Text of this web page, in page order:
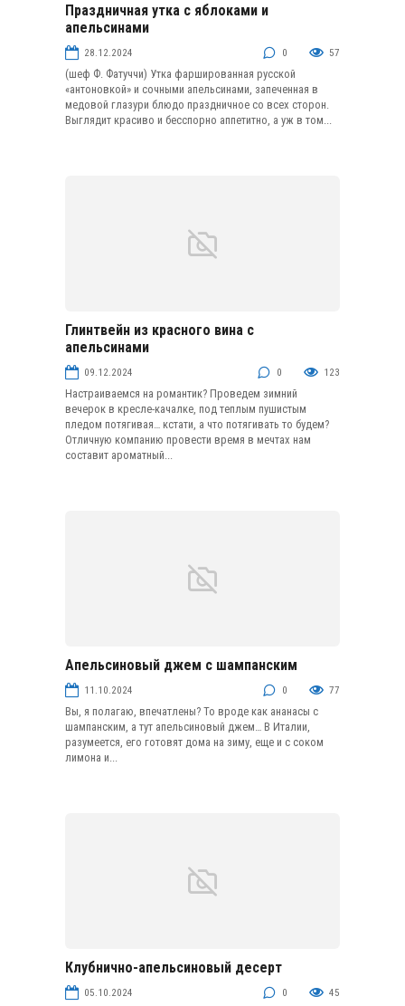
Птица
Праздничная утка с яблоками и
апельсинами
28.12.2024 0 57
(шеф Ф. Фатуччи) Утка фаршированная русской
«антоновкой» и сочными апельсинами, запеченная в
медовой глазури блюдо праздничное со всех сторон.
Выглядит красиво и бесспорно аппетитно, а уж в том...
Домашние алкогольные напитки
Глинтвейн из красного вина с
апельсинами
09.12.2024 0 123
Настраиваемся на романтик? Проведем зимний
вечерок в кресле-качалке, под теплым пушистым
пледом потягивая… кстати, а что потягивать то будем?
Отличную компанию провести время в мечтах нам
составит ароматный...
Апельсиновый джем с шампанским
11.10.2024 0 77
Вы, я полагаю, впечатлены? То вроде как ананасы с
шампанским, а тут апельсиновый джем… В Италии,
разумеется, его готовят дома на зиму, еще и с соком
лимона и...
Муссы, пудинги и желе
Клубнично-апельсиновый десерт
05.10.2024 0 45